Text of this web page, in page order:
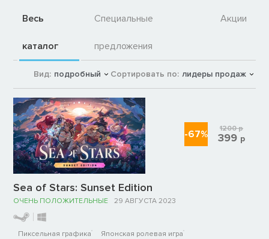
Весь
каталог
Специальные
предложения
Акции
Вид: подробный Сортировать по: лидеры продаж
Sea of Stars: Sunset Edition
ОЧЕНЬ ПОЛОЖИТЕЛЬНЫЕ 29 АВГУСТА 2023
Пиксельная графика
Японская ролевая игра
-67% 1200р
399 р